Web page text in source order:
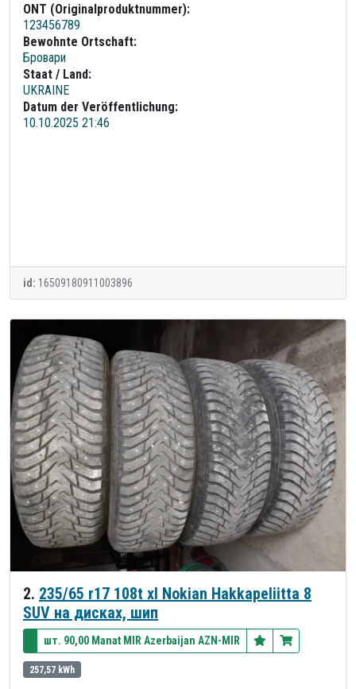
ONT (Originalproduktnummer):
123456789
Bewohnte Ortschaft:
Бровари
Staat / Land:
UKRAINE
Datum der Veröffentlichung:
10.10.2025 21:46
id: 16509180911003896
2. 235/65 r17 108t xl Nokian Hakkapeliitta 8
SUV на дисках, шип
шт. 90,00 Manat MIR Azerbaijan AZN-MIR
257,57 kWh